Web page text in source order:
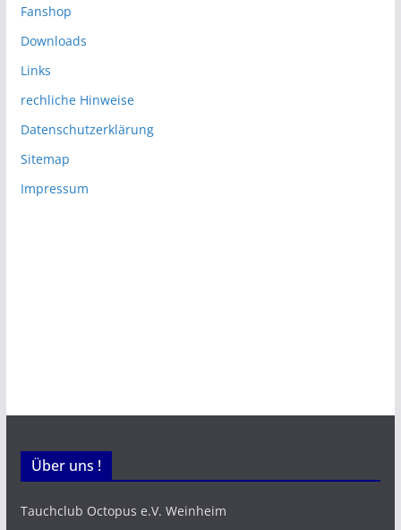
Fanshop
Downloads
Links
rechliche Hinweise
Datenschutzerklärung
Sitemap
Impressum
Über uns !
Tauchclub Octopus e.V. Weinheim